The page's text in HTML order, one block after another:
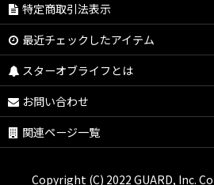
特定商取引法表示
最近チェックしたアイテム
スターオブライフとは
お問い合わせ
関連ページ一覧
Copyright (C) 2022 GUARD, Inc.